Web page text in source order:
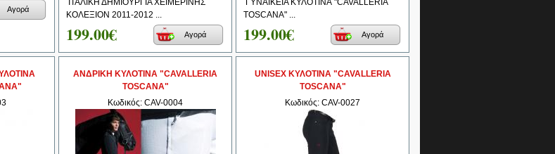
Αγορά
ΙΤΑΛΙΚΗ ΔΗΜΙΟΥΡΓΙΑ ΧΕΙΜΕΡΙΝΗΣ
ΚΟΛΕΞΙΟΝ 2011-2012 ...
199.00€ Αγορά
ΓΥΝΑΙΚΕΙΑ ΚΥΛΟΤΙΝΑ "CAVALLERIA
TOSCANA" ...
199.00€ Αγορά
ΑΝΔΡΙΚΗ ΚΥΛΟΤΙΝΑ "CAVALLERIA
TOSCANA"
Κωδικός: CAV-0004
UNISEX ΚΥΛΟΤΙΝΑ "CAVALLERIA
TOSCANA"
Κωδικός: CAV-0027